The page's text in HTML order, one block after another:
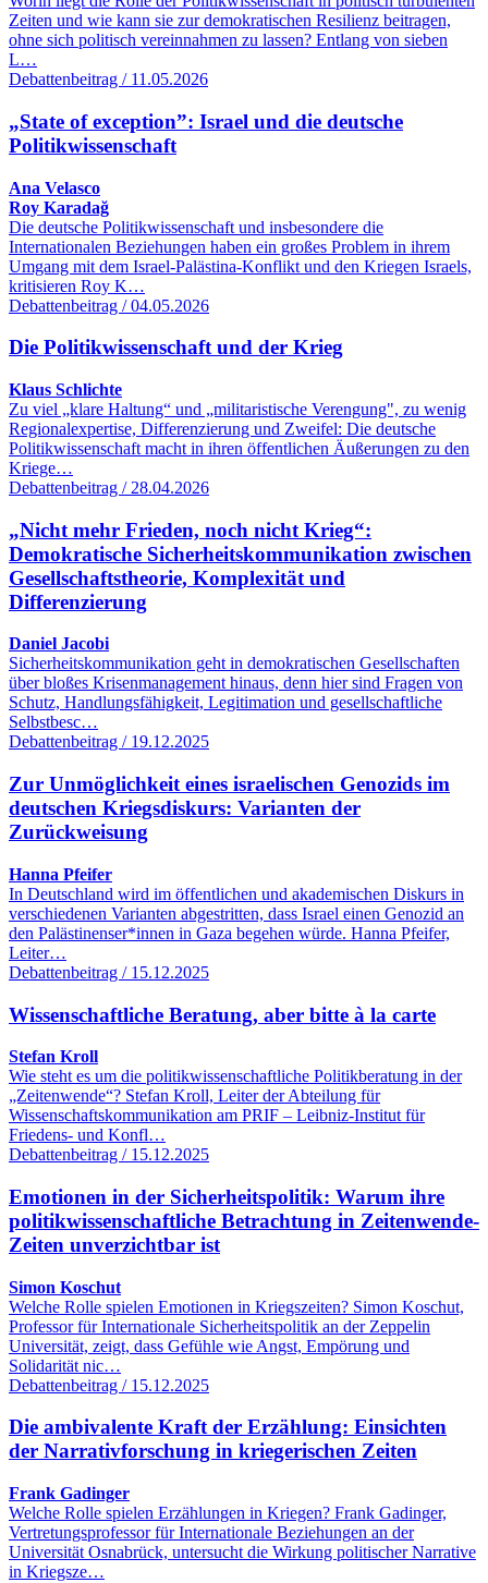
Zeiten und wie kann sie zur demokratischen Resilienz beitragen,
ohne sich politisch vereinnahmen zu lassen? Entlang von sieben
L…
Debattenbeitrag / 11.05.2026
„State of exception”: Israel und die deutsche
Politikwissenschaft
Ana Velasco
Roy Karadağ
Die deutsche Politikwissenschaft und insbesondere die
Internationalen Beziehungen haben ein großes Problem in ihrem
Umgang mit dem Israel-Palästina-Konflikt und den Kriegen Israels,
kritisieren Roy K…
Debattenbeitrag / 04.05.2026
Die Politikwissenschaft und der Krieg
Klaus Schlichte
Zu viel „klare Haltung“ und „militaristische Verengung", zu wenig
Regionalexpertise, Differenzierung und Zweifel: Die deutsche
Politikwissenschaft macht in ihren öffentlichen Äußerungen zu den
Kriege…
Debattenbeitrag / 28.04.2026
„Nicht mehr Frieden, noch nicht Krieg“:
Demokratische Sicherheitskommunikation zwischen
Gesellschaftstheorie, Komplexität und
Differenzierung
Daniel Jacobi
Sicherheitskommunikation geht in demokratischen Gesellschaften
über bloßes Krisenmanagement hinaus, denn hier sind Fragen von
Schutz, Handlungsfähigkeit, Legitimation und gesellschaftliche
Selbstbesc…
Debattenbeitrag / 19.12.2025
Zur Unmöglichkeit eines israelischen Genozids im
deutschen Kriegsdiskurs: Varianten der
Zurückweisung
Hanna Pfeifer
In Deutschland wird im öffentlichen und akademischen Diskurs in
verschiedenen Varianten abgestritten, dass Israel einen Genozid an
den Palästinenser*innen in Gaza begehen würde. Hanna Pfeifer,
Leiter…
Debattenbeitrag / 15.12.2025
Wissenschaftliche Beratung, aber bitte à la carte
Stefan Kroll
Wie steht es um die politikwissenschaftliche Politikberatung in der
„Zeitenwende“? Stefan Kroll, Leiter der Abteilung für
Wissenschaftskommunikation am PRIF – Leibniz-Institut für
Friedens- und Konfl…
Debattenbeitrag / 15.12.2025
Emotionen in der Sicherheitspolitik: Warum ihre
politikwissenschaftliche Betrachtung in Zeitenwende-
Zeiten unverzichtbar ist
Simon Koschut
Welche Rolle spielen Emotionen in Kriegszeiten? Simon Koschut,
Professor für Internationale Sicherheitspolitik an der Zeppelin
Universität, zeigt, dass Gefühle wie Angst, Empörung und
Solidarität nic…
Debattenbeitrag / 15.12.2025
Die ambivalente Kraft der Erzählung: Einsichten
der Narrativforschung in kriegerischen Zeiten
Frank Gadinger
Welche Rolle spielen Erzählungen in Kriegen? Frank Gadinger,
Vertretungsprofessor für Internationale Beziehungen an der
Universität Osnabrück, untersucht die Wirkung politischer Narrative
in Kriegsze…